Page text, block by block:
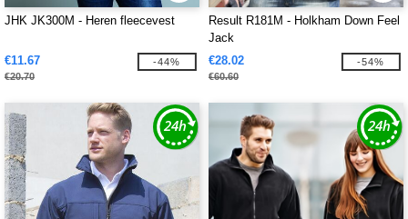
JHK JK300M - Heren fleecevest
€11.67
€20.70
-44%
Result R181M - Holkham Down Feel
Jack
€28.02
€60.60
-54%